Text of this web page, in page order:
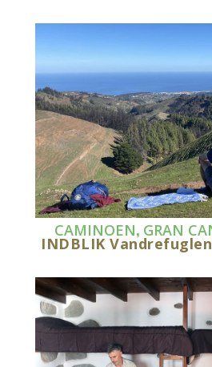
CAMINOEN, GRAN
INDBLIK